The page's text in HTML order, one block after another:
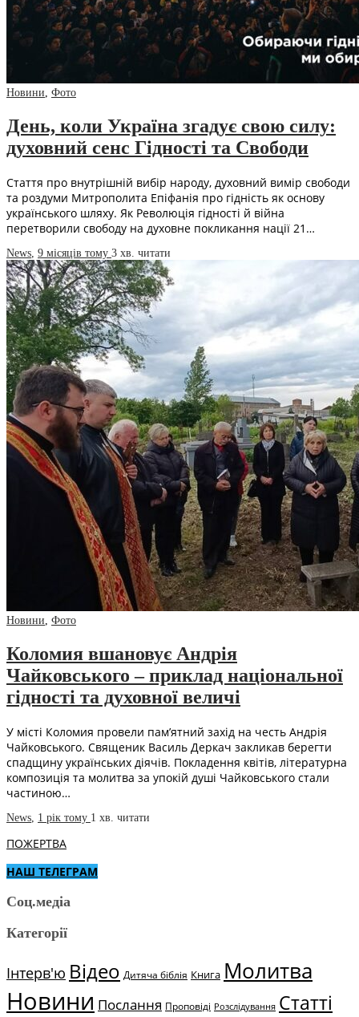
Новини, Фото
День, коли Україна згадує свою силу:
духовний сенс Гідності та Свободи
Стаття про внутрішній вибір народу, духовний вимір свободи
та роздуми Митрополита Епіфанія про гідність як основу
українського шляху. Як Революція гідності й війна
перетворили свободу на духовне покликання нації 21…
News 9 місяців тому 3 хв. читати
Новини Фото
Коломия вшановує Андрія
Чайковського – приклад національної
гідності та духовної величі
У місті Коломия провели пам’ятний захід на честь Андрія
Чайковського. Священик Василь Деркач закликав берегти
спадщину українських діячів. Покладення квітів, літературна
композиція та молитва за упокій душі Чайковського стали
частиною…
News 1 рік тому 1 хв. читати
ПОЖЕРТВА
НАШ ТЕЛЕГРАМ
Соц.медіа
Категорії
Інтерв'ю Відео Дитяча біблія Книга Молитва
Новини Послання Проповіді Розслідування Статті